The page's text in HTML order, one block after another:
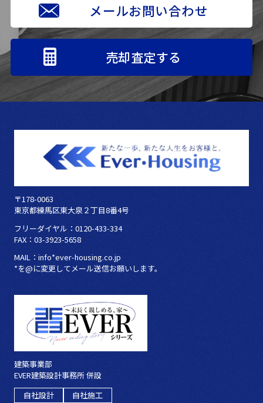
メールお問い合わせ
売却査定する
〒178-0063
東京都練馬区東大泉２丁目8番4号
フリーダイヤル：0120-433-334
FAX：03-3923-5658
MAIL：info*ever-housing.co.jp
*を@に変更してメール送信お願いします。
建築事業部
EVER建築設計事務所 併設
自社設計
自社施工